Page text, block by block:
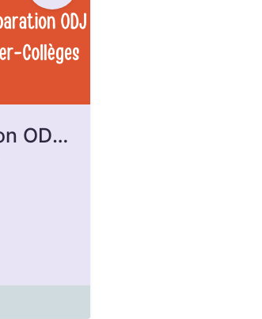
Réunion préparation ODJ inter-collèges